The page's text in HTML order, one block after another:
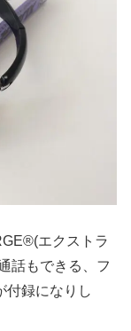
エクストラ
話もできる、フ
付録になりし